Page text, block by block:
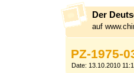
Der
auf
PZ-1975-
Date: 13.10.2010